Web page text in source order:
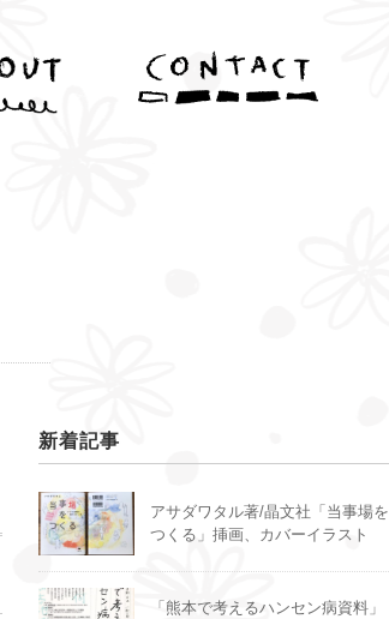
新着記事
アサダワタル著/晶文社「当事場を
つくる」挿画、カバーイラスト
「熊本で考えるハンセン病資料」